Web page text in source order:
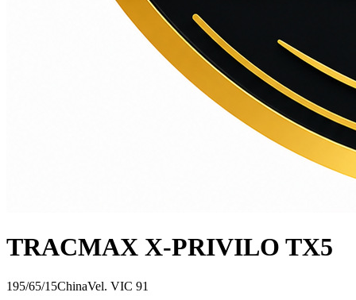
TRACMAX X-PRIVILO TX5
195/65/15ChinaVel. VIC 91